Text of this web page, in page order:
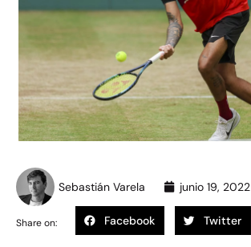
Sebastián Varela junio 19, 2022
Share on: Facebook Twitter